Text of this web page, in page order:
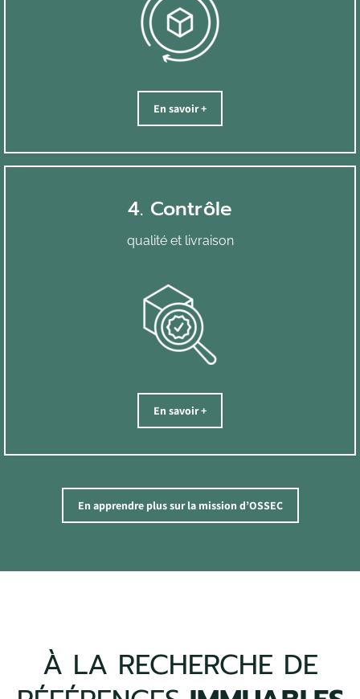
En savoir +
4. Contrôle
qualité et livraison
En savoir +
En apprendre plus sur la mission d’OSSEC
À LA RECHERCHE DE